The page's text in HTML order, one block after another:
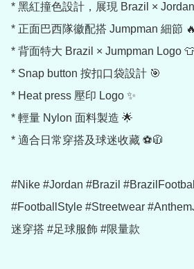
* 黑紅撞色設計，展現 Brazil ×
* 正面巴西隊徽配搭 Jumpman 細節 🔥
* 背面特大 Brazil × Jumpman Logo
* Snap button 按扣口袋設計 🎯
* Heat press 壓印 Logo ✨
* 輕量 Nylon 面料製造 🌟
* 適合日常穿搭及球迷收藏 ⚽🧥
#Nike #Jordan #Brazil
#FootballStyle #Streetwear
迷穿搭 #足球服飾 #限量款